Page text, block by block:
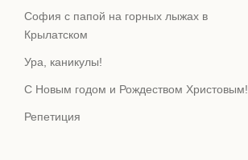
София с папой на горных лыжах в
Крылатском
Ура, каникулы!
С Новым годом и Рождеством Христовым!
Репетиция